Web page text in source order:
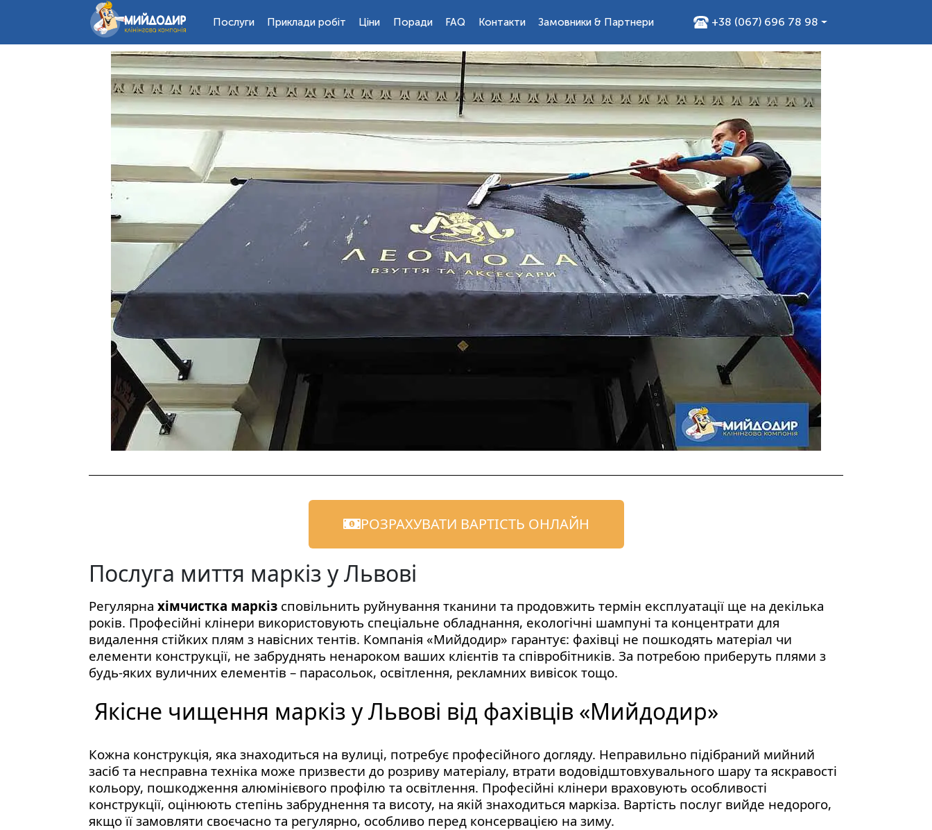
Послуги Приклади робіт Ціни Поради FAQ Контакти Замовники & Партнери +38 (067) 696 78 98
РОЗРАХУВАТИ ВАРТІСТЬ ОНЛАЙН
Послуга миття маркіз у Львові
Регулярна хімчистка маркіз сповільнить руйнування тканини та продовжить термін експлуатації ще на декілька
років. Професійні клінери використовують спеціальне обладнання, екологічні шампуні та концентрати для
видалення стійких плям з навісних тентів. Компанія «Мийдодир» гарантує: фахівці не пошкодять матеріал чи
елементи конструкції, не забруднять ненароком ваших клієнтів та співробітників. За потребою приберуть плями з
будь-яких вуличних елементів – парасольок, освітлення, рекламних вивісок тощо.
Якісне чищення маркіз у Львові від фахівців «Мийдодир»
Кожна конструкція, яка знаходиться на вулиці, потребує професійного догляду. Неправильно підібраний мийний
засіб та несправна техніка може призвести до розриву матеріалу, втрати водовідштовхувального шару та яскравості
кольору, пошкодження алюмінієвого профілю та освітлення. Професійні клінери враховують особливості
конструкції, оцінюють степінь забруднення та висоту, на якій знаходиться маркіза. Вартість послуг вийде недорого,
якщо її замовляти своєчасно та регулярно, особливо перед консервацією на зиму.